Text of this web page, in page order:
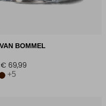
BOMMEL
€ 69,99
+5